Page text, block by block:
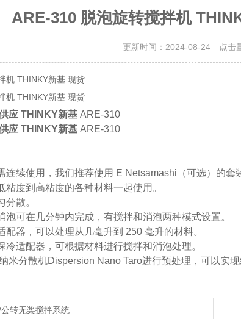
ARE-310 脱泡旋转搅拌机
更新时间：2024-08-24 点击
机 THINKY新基 现货
机 THINKY新基 现货
应 THINKY新基 ARE-310
应 THINKY新基 ARE-310
连续使用，我们推荐使用 E Netsamashi（可选）的套
粘度到高粘度的各种材料一起使用。
分散。
泡可在几分钟内完成，有搅拌和消泡两种模式设置。
配器，可以处理从几毫升到 250 毫升的材料。
冷适配器，可根据材料进行搅拌和消泡处理。
米分散机Dispersion Nano Taro进行预处理，可以实现
公转无桨搅拌系统